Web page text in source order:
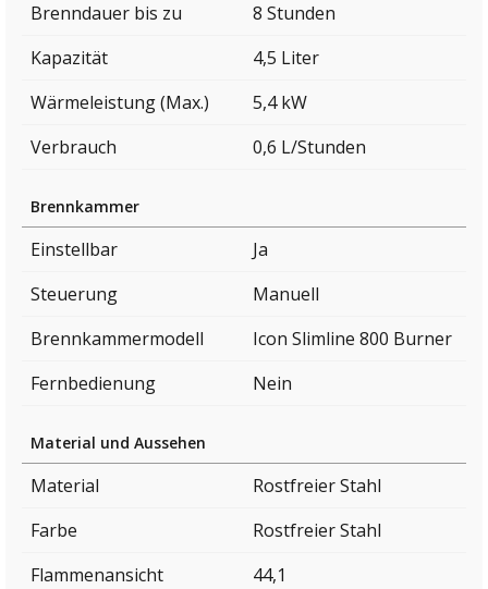
Brenndauer bis zu
8 Stunden
Kapazität
4,5 Liter
Wärmeleistung (Max.)
5,4 kW
Verbrauch
0,6 L/Stunden
Brennkammer
Einstellbar
Ja
Steuerung
Manuell
Brennkammermodell
Icon Slimline 800 Burner
Fernbedienung
Nein
Material und Aussehen
Material
Rostfreier Stahl
Farbe
Rostfreier Stahl
Flammenansicht
44,1